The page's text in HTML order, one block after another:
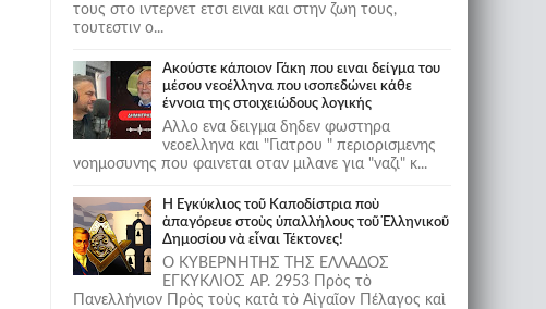
τους στο ιντερνετ ετσι ειναι και στην ζωη τους,
τουτεστιν ο...
Ακούστε κάποιον Γάκη που ειναι δείγμα του
μέσου νεοέλληνα που ισοπεδώνει κάθε
έννοια της στοιχειώδους λογικής
Αλλο ενα δειγμα δηδεν φωστηρα
νεοελληνα και "Γιατρου " περιορισμενης
νοημοσυνης που φαινεται οταν μιλανε για "ναζι" κ...
Ἡ Ἐγκύκλιος τοῦ Καποδίστρια ποὺ
ἀπαγόρευε στοὺς ὑπαλλήλους τοῦ Ἑλληνικοῦ
Δημοσίου νὰ εἶναι Τέκτονες!
Ο ΚΥΒΕΡΝΗΤΗΣ ΤΗΣ ΕΛΛΑΔΟΣ
ΕΓΚΥΚΛΙΟΣ ΑΡ. 2953 Πρὸς τὸ
Πανελλήνιον Πρὸς τοὺς κατὰ τὸ Αἰγαῖον Πέλαγος καὶ